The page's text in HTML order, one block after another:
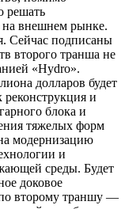
решать
на внешнем рынке.
Сейчас подписаны
второго транша не
«Hydro».
долларов будет
и
блока и
тяжелых форм
модернизацию
и
среды. Будет
доковое
второму траншу —